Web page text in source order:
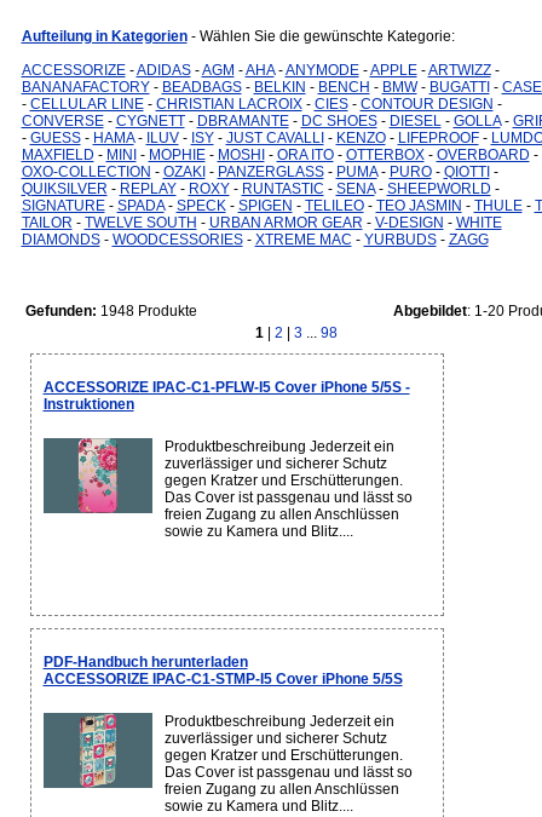
Aufteilung in Kategorien - Wählen Sie die gewünschte Kategorie:
ACCESSORIZE-ADIDAS-AGM -AHA-ANYMODE-APPLE-ARTWIZZ-
BANANAFACTORY- BEADBAGS- BELKIN - BENCH - BMW- BUGATTI -
- CELLULAR LINE- CHRISTIAN LACROIX- CIES- CONTOUR DESIGN -
CONVERSE- CYGNETT- DBRAMANTE- DC SHOES- DIESEL- GOLLA-
- GUESS- HAMA- ILUV- ISY- JUST CAVALLI - KENZO- LIFEPROOF-
MAXFIELD - MINI - MOPHIE- MOSHI - ORA ITO- OTTERBOX- OVERBOARD -
OXO-COLLECTION - OZAKI - PANZERGLASS- PUMA- PURO- QIOTTI -
QUIKSILVER - REPLAY- ROXY- RUNTASTIC - SENA- SHEEPWORLD -
SIGNATURE- SPADA- SPECK- SPIGEN - TELILEO- TEO JASMIN - THULE-
TAILOR - TWELVE SOUTH - URBAN ARMOR GEAR - V-DESIGN - WHITE
DIAMONDS- WOODCESSORIES- XTREME MAC - YURBUDS- ZAGG
Gefunden: 1948 Produkte Abgebildet: 1-20
1
2 3... 98
ACCESSORIZE IPAC-C1-PFLW-I5 Cover iPhone 5/5S -
Instruktionen
Produktbeschreibung Jederzeit ein
zuverlässiger und sicherer Schutz
gegen Kratzer und Erschütterungen.
Das Cover ist passgenau und lässt so
freien Zugang zu allen Anschlüssen
sowie zu Kamera und Blitz....
PDF-Handbuch herunterladen
ACCESSORIZE IPAC-C1-STMP-I5 Cover iPhone 5/5S
Produktbeschreibung Jederzeit ein
zuverlässiger und sicherer Schutz
gegen Kratzer und Erschütterungen.
Das Cover ist passgenau und lässt so
freien Zugang zu allen Anschlüssen
sowie zu Kamera und Blitz....